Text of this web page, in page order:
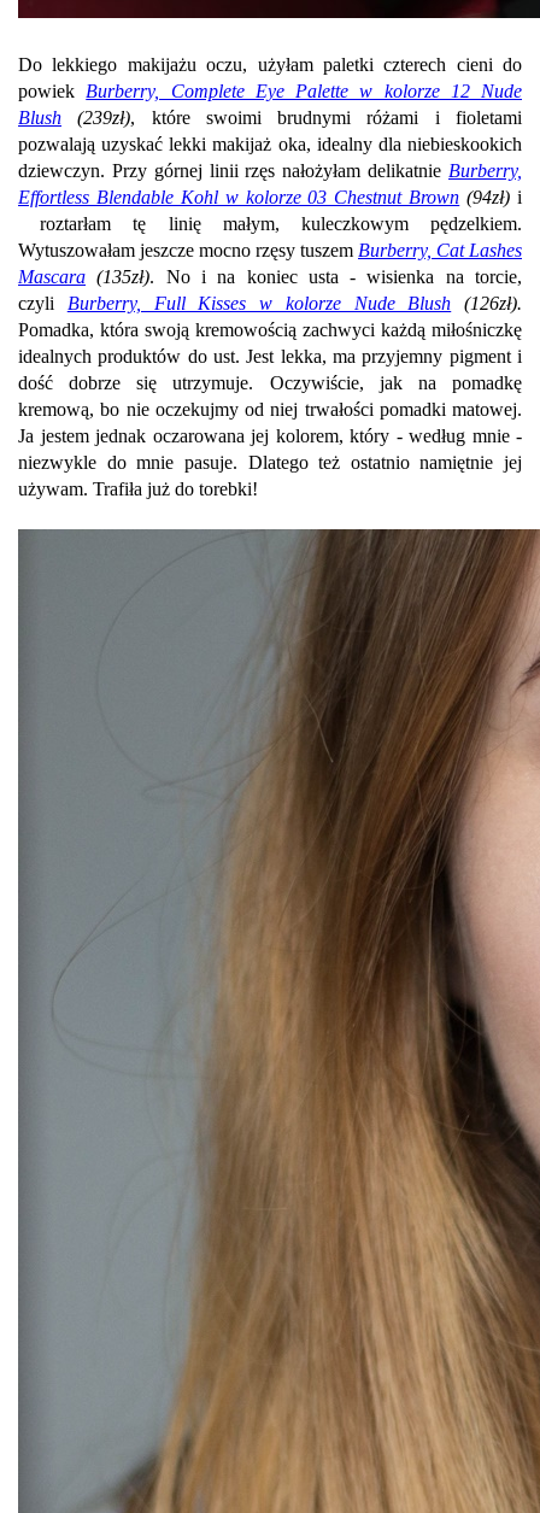
Do lekkiego makijażu oczu, użyłam paletki czterech cieni do
powiek Burberry, Complete Eye Palette w kolorze 12 Nude
Blush (239zł), które swoimi brudnymi różami i fioletami
pozwalają uzyskać lekki makijaż oka, idealny dla niebieskookich
dziewczyn. Przy górnej linii rzęs nałożyłam delikatnie Burberry,
Effortless Blendable Kohl w kolorze 03 Chestnut Brown (94zł) i
roztarłam tę linię małym, kuleczkowym pędzelkiem.
Wytuszowałam jeszcze mocno rzęsy tuszem Burberry, Cat Lashes
Mascara (135zł). No i na koniec usta - wisienka na torcie,
czyli Burberry, Full Kisses w kolorze Nude Blush (126zł).
Pomadka, która swoją kremowością zachwyci każdą miłośniczkę
idealnych produktów do ust. Jest lekka, ma przyjemny pigment i
dość dobrze się utrzymuje. Oczywiście, jak na pomadkę
kremową, bo nie oczekujmy od niej trwałości pomadki matowej.
Ja jestem jednak oczarowana jej kolorem, który - według mnie -
niezwykle do mnie pasuje. Dlatego też ostatnio namiętnie jej
używam. Trafiła już do torebki!